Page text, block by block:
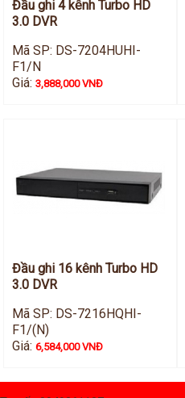
Đầu ghi 4 kênh Turbo HD
3.0 DVR
Mã SP: DS-7204HUHI-
F1/N
Giá:3,888,000 VNĐ
Đầu ghi 16 kênh Turbo HD
3.0 DVR
Mã SP: DS-7216HQHI-
F1/(N)
Giá:6,584,000 VNĐ